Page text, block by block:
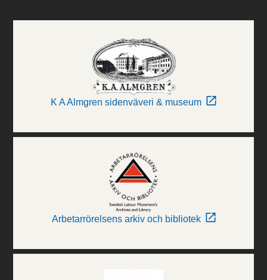
K A Almgren sidenväveri & museum
Arbetarrörelsens arkiv och bibliotek